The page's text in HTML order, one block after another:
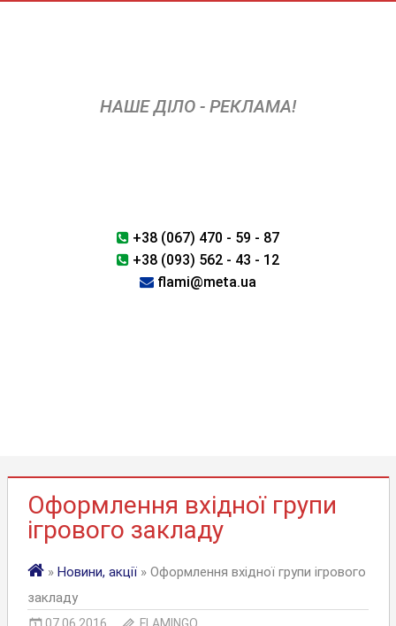
НАШЕ ДІЛО - РЕКЛАМА!
+38 (067) 470 - 59 - 87
+38 (093) 562 - 43 - 12
flami@meta.ua
Оформлення вхідної групи
ігрового закладу
» Новини, акції » Оформлення вхідної групи ігрового
закладу